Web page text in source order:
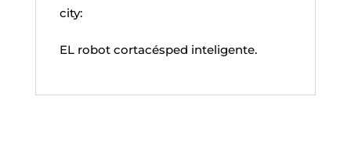
city:
EL robot cortacésped inteligente.